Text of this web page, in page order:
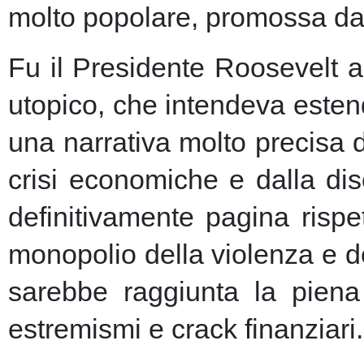
molto popolare, promossa
Fu il Presidente Roosevelt
utopico, che intendeva
una narrativa molto precisa
crisi economiche e dalla
definitivamente pagina
monopolio della violenza e
sarebbe raggiunta la
estremismi e crack finanziari.